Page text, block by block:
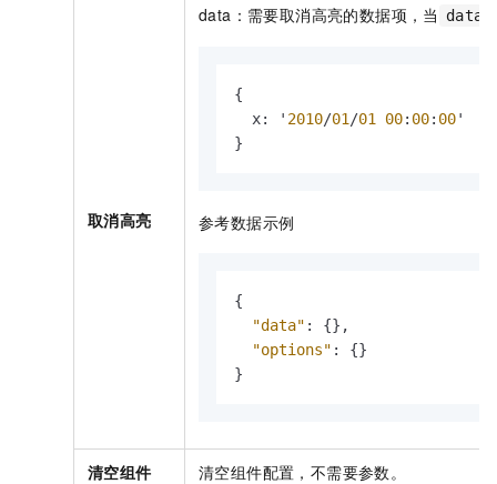
取消高亮
data：需要取消高亮的数据项，当 data
{
  x
: ' 2010/01 /01 00: 00: 00
}
参考数据示例
{
"data" : {} ,
"options" : {}
}
清空组件 清空组件配置，不需要参数。